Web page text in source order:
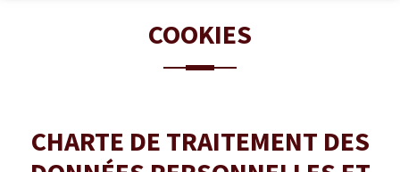
COOKIES
CHARTE DE TRAITEMENT DES